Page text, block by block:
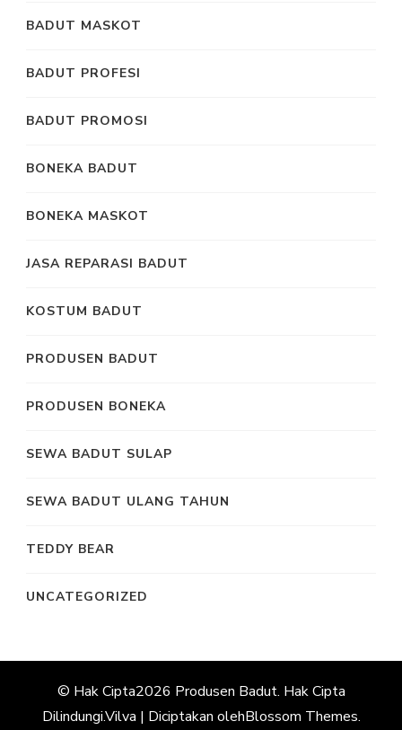
BADUT MASKOT
BADUT PROFESI
BADUT PROMOSI
BONEKA BADUT
BONEKA MASKOT
JASA REPARASI BADUT
KOSTUM BADUT
PRODUSEN BADUT
PRODUSEN BONEKA
SEWA BADUT SULAP
SEWA BADUT ULANG TAHUN
TEDDY BEAR
UNCATEGORIZED
© Hak Cipta2026 Produsen Badut. Hak Cipta
Dilindungi.Vilva | Diciptakan olehBlossom Themes.